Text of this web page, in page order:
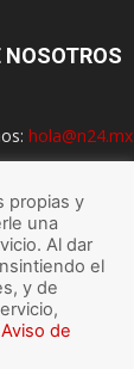
NOSOTROS
hola@n24.mx
propias y
una
Al dar
el
y de
Aviso de